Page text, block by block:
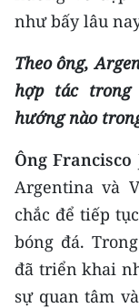
như bấy lâu
Theo ông,
hợp tác
hướng nào
Ông
Argentina và
chắc để tiếp
bóng đá.
đã triển khai
sự quan tâm